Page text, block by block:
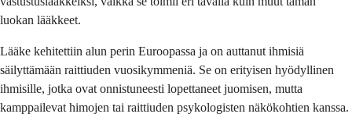
luokan lääkkeet.
Lääke kehitettiin alun perin Euroopassa ja on auttanut ihmisiä
säilyttämään raittiuden vuosikymmeniä. Se on erityisen hyödyllinen
ihmisille, jotka ovat onnistuneesti lopettaneet juomisen, mutta
kamppailevat himojen tai raittiuden psykologisten näkökohtien kanssa.